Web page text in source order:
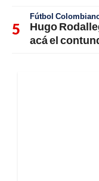
Fútbol
Hugo
acá el